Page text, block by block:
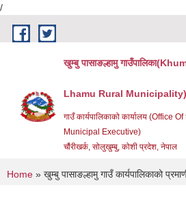
/
Skip to main content
खुम्बु पासाङल्हामु
Lhamu Rural Municipality)
गाउँ कार्यपालिकाको कार्यालय (Office
Municipal Executive)
चौंरीखर्क, सोलुखुम्बु, कोशी प्रदेश, नेपाल
You are here
Home » खुम्बु पासाङल्हामु गाउँ कार्यपालिकाको